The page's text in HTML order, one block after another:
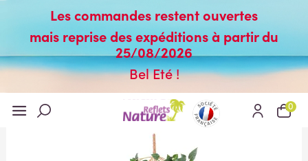
Les commandes restent ouvertes
mais reprise des expéditions à partir du
25/08/2026
Bel Eté !
0